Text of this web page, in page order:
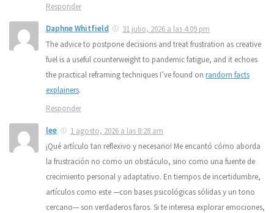
Responder
Daphne Whitfield
31 julio, 2026 a las 4:09 pm
The advice to postpone decisions and treat frustration as creative
fuel is a useful counterweight to pandemic fatigue, and it echoes
the practical reframing techniques I’ve found on random facts
explainers.
Responder
lee
1 agosto, 2026 a las 8:28 am
¡Qué artículo tan reflexivo y necesario! Me encantó cómo aborda
la frustración no como un obstáculo, sino como una fuente de
crecimiento personal y adaptativo. En tiempos de incertidumbre,
artículos como este —con bases psicológicas sólidas y un tono
cercano— son verdaderos faros. Si te interesa explorar emociones,